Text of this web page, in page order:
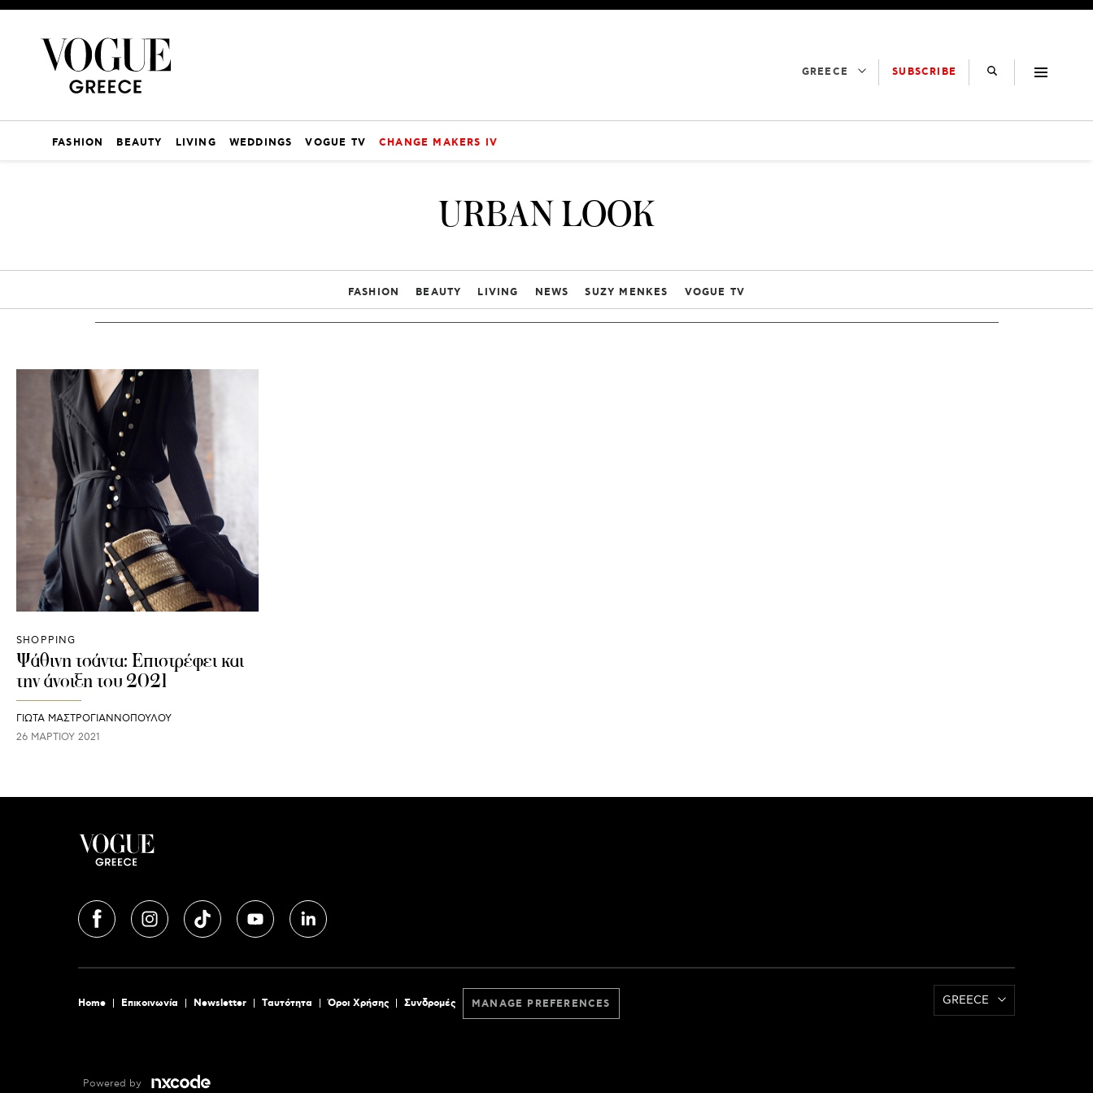
GREECE SUBSCRIBE
FASHION BEAUTY LIVING WEDDINGS VOGUE TV CHANGE MAKERS IV
URBAN LOOK
FASHION BEAUTY LIVING NEWS SUZY MENKES VOGUE TV
SHOPPING
Ψάθινη τσάντα: Επιστρέφει και
την άνοιξη του 2021
ΓΙΩΤΑ ΜΑΣΤΡΟΓΙΑΝΝΟΠΟΥΛΟΥ
26 ΜΑΡΤΊΟΥ 2021
Home Επικοινωνία Newsletter Tαυτότητα Όροι Χρήσης Συνδρομές MANAGE PREFERENCES GREECE
Powered by